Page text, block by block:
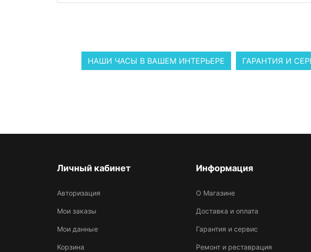
НАШИ ЧАСЫ В ВАШЕМ ИНТЕРЬЕРЕ ГАРАНТИЯ И
Личный кабинет
Авторизация
Мои заказы
Мои данные
Корзина
Информация
О Магазине
Доставка и оплата
Гарантия и сервис
Ремонт и реставрация